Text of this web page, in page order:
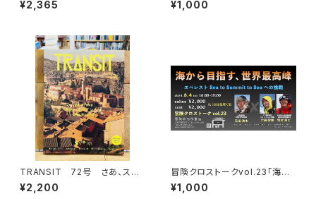
¥2,365
ークイベント録画視聴権
¥1,000
TRANSIT 72号 さあ、スペ
インへ！ 太陽と海と土の国
¥2,200
冒険クロストークvol.23「海か
ら目指す、世界最高峰」録画視聴
権
¥1,000